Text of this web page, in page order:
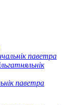
паветра
паветра